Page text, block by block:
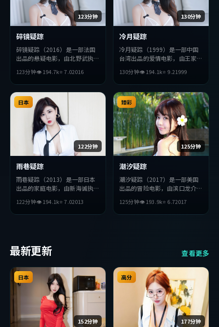
123分钟
碎镜疑踪
碎镜疑踪（2016）是一部法国
出品的悬疑电影，由北野武执
哉等主演。影片在叙事与视听上
力求突破，探讨人性与抉择，节
奏张弛有度，适合喜欢该类型的
观众完整观看。
123分钟👁194.7k⭐7.02016
130分钟
冷月疑踪
冷月疑踪（1999）是一部中国
台湾出品的爱情电影，由王家卫
等主演。影片在叙事与视听上力
求突破，探讨人性与抉择，节奏
张弛有度，适合喜欢该类型的观
众完整观看。
130分钟👁194.1k⭐ 9.21999
122分钟
日本
雨巷疑踪
雨巷疑踪（2013）是一部日本
出品的家庭电影，由新海诚执
演。影片在叙事与视听上力求突
破，探讨人性与抉择，节奏张弛
122分钟👁194.1k⭐7.02013
125分钟
臻彩
潮汐疑踪
潮汐疑踪（2017）是一部美国
出品的冒险电影，由滨口龙介执
·墨菲等主演。影片在叙事与
视听上力求突破，探讨人性与抉
125分钟👁193.9k⭐ 6.72017
最新更新 查看更多
152分钟
日本
177分钟
高分